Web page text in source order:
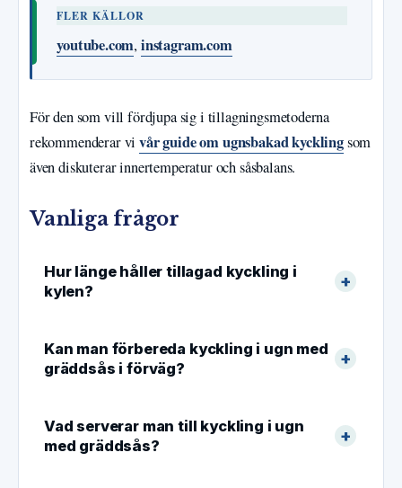
FLER KÄLLOR
youtube.com, instagram.com
För den som vill fördjupa sig i tillagningsmetoderna
rekommenderar vivår guide om ugnsbakad kycklingsom
även diskuterar innertemperatur och såsbalans.
Vanliga frågor
Hur länge håller tillagad kyckling i
kylen?
Kan man förbereda kyckling i ugn med
gräddsås i förväg?
Vad serverar man till kyckling i ugn
med gräddsås?